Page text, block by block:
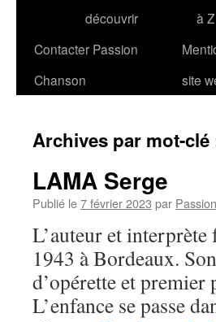
découvrir
à Z
Contacter Passion
Chanson
site
Archives par mot-clé
LAMA Serge
Publié le7 février 2023 par
L’auteur et
1943 à Bordeaux.
d’opérette et
L’enfance se passe